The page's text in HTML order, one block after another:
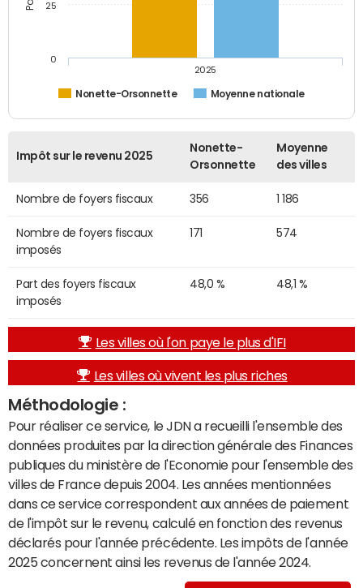
Nonette-Orsonnette Moyenne nationale
2025
0
25
Impôt sur le revenu 2025
Nonette-
Orsonnette
Moyenne
des villes
Nombre de foyers fiscaux 356 1 186
Nombre de foyers fiscaux
imposés
171 574
Part des foyers fiscaux
imposés
48,0 % 48,1 %
Les villes où l'on paye le plus d'IFI
Les villes où vivent les plus riches
Méthodologie :
Pour réaliser ce service, le JDN a recueilli l'ensemble des
données produites par la direction générale des Finances
publiques du ministère de l'Economie pour l'ensemble des
villes de France depuis 2004. Les années mentionnées
dans ce service correspondent aux années de paiement
de l'impôt sur le revenu, calculé en fonction des revenus
déclarés pour l'année précédente. Les impôts de l'année
2025 concernent ainsi les revenus de l'année 2024.